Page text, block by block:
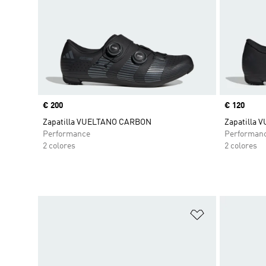
Precio
€ 200
Zapatilla VUELTANO CARBON
Performance
2 colores
Precio
€ 120
Zapatilla
2 colores